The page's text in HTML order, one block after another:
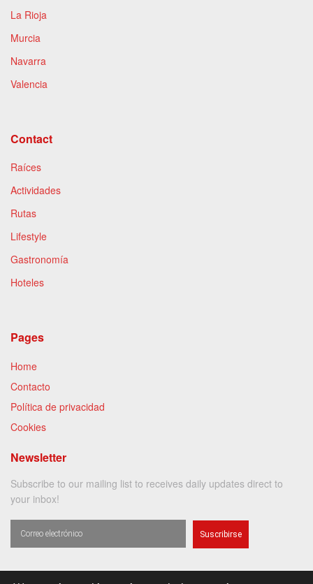
La Rioja
Murcia
Navarra
Valencia
Contact
Raíces
Actividades
Rutas
Lifestyle
Gastronomía
Hoteles
Pages
Home
Contacto
Política de privacidad
Cookies
Newsletter
Subscribe to our mailing list to receives daily updates direct to
your inbox!
Suscribirse